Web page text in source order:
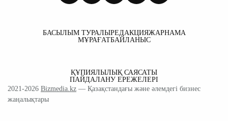
БАСЫЛЫМ ТУРАЛЫРЕДАКЦИЯЖАРНАМА
МҰРАҒАТБАЙЛАНЫС
ҚҰПИЯЛЫЛЫҚ САЯСАТЫ
ПАЙДАЛАНУ ЕРЕЖЕЛЕРІ
2021-2026 Bizmedia.kz — Қазақстандағы және әлемдегі бизнес
жаңалықтары